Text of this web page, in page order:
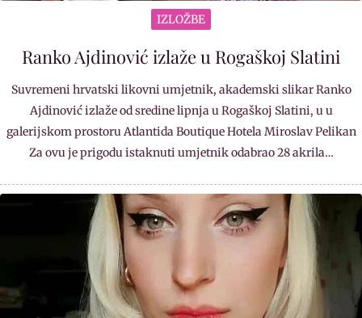
IZLOŽBE
Ranko Ajdinović izlaže u Rogaškoj Slatini
Suvremeni hrvatski likovni umjetnik, akademski slikar Ranko
Ajdinović izlaže od sredine lipnja u Rogaškoj Slatini, u u
galerijskom prostoru Atlantida Boutique Hotela Miroslav Pelikan
Za ovu je prigodu istaknuti umjetnik odabrao 28 akrila…